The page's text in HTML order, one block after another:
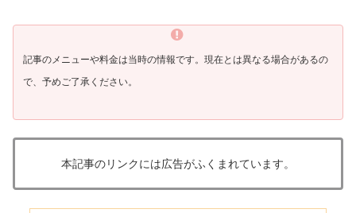
記事のメニューや料金は当時の情報です。現在とは異なる場合があるの
で、予めご了承ください。
本記事のリンクには広告がふくまれています。